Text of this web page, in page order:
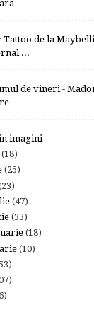
Tattoo de la
...
de vineri -
imagini
(18)
(25)
(47)
(33)
(18)
(10)